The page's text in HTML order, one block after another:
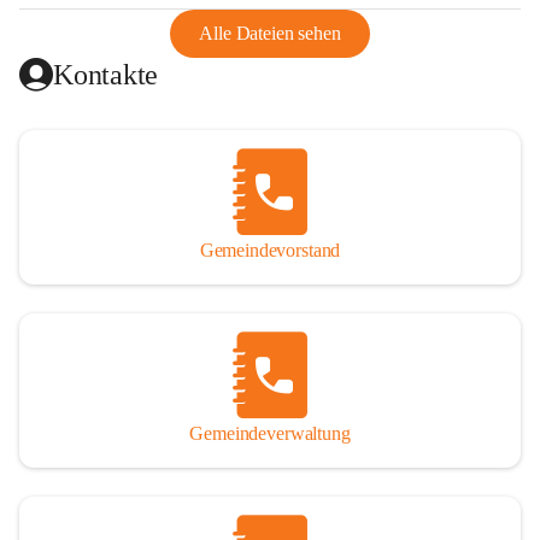
Aus diesem Grund war die Bevölkerung dazu gezwungen,
Schmuggel zu betreiben. Es kam oft zu nächtlichen
Überfällen und Schießereien. Erst mit dem Anschluss des
wirtschaftlich ging es bergauf. Dieser Aufschwung endete
1926. Es folgten Arbeitslosigkeit, Preissteigerung und
Unanbringlichkeit von Produkten. Daher wurde der
Anschluss an das Deutsche Reich begrüßt. Als der Zweite
Weltkrieg ausbrach, schwang die Stimmung um. Es starben
26 Männer an der Front, weitere 16 werden vermisst.
Von 1971 bis 1991 gehörte Wörterberg zur Gemeinde
Ollersdorf. Durch den Einsatz von mehreren Ortsansässigen
wurde Wörterberg 1991 wieder eine eigenständige
Die Gemeinde liegt im Südburgenland im Nordwesten des
Alle Dateien sehen
Kontakte
Gemeindevorstand
Gemeindeverwaltung